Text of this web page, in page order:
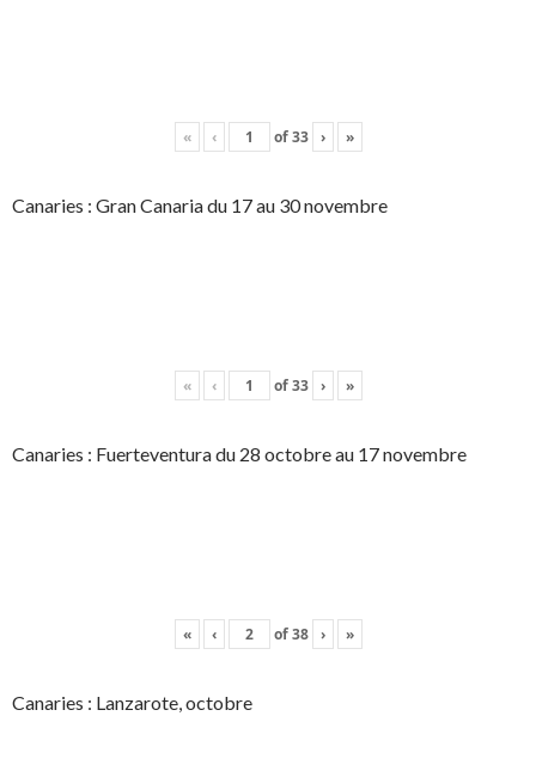
« ‹ of33 › »
Canaries : Gran Canaria du 17 au 30 novembre
« ‹ of33 › »
Canaries : Fuerteventura du 28 octobre au 17 novembre
« ‹ of38 › »
Canaries : Lanzarote, octobre